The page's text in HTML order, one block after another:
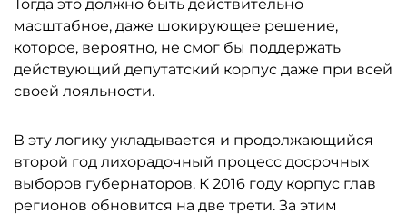
Тогда это должно быть действительно
масштабное, даже шокирующее решение,
которое, вероятно, не смог бы поддержать
действующий депутатский корпус даже при всей
своей лояльности.
В эту логику укладывается и продолжающийся
второй год лихорадочный процесс досрочных
выборов губернаторов. К 2016 году корпус глав
регионов обновится на две трети. За этим